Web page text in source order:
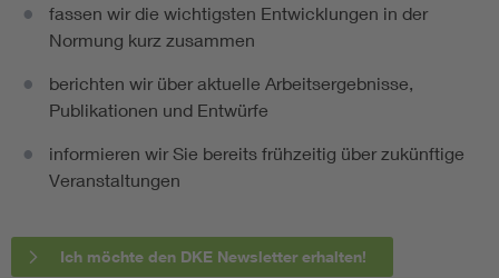
fassen wir die wichtigsten Entwicklungen in der
Normung kurz zusammen
berichten wir über aktuelle Arbeitsergebnisse,
Publikationen und Entwürfe
informieren wir Sie bereits frühzeitig über zukünftige
Veranstaltungen
Ich möchte den DKE Newsletter erhalten!